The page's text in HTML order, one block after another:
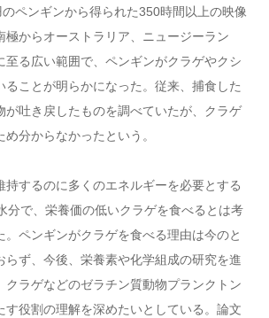
ペンギンから得られた350時間以上の映像
極からオーストラリア、ニュージーラン
至る広い範囲で、ペンギンがクラゲやクシ
ることが明らかになった。従来、捕食した
が吐き戻したものを調べていたが、クラゲ
分からなかったという。
持するのに多くのエネルギーを必要とする
分で、栄養価の低いクラゲを食べるとは考
。ペンギンがクラゲを食べる理由は今のと
らず、今後、栄養素や化学組成の研究を進
クラゲなどのゼラチン質動物プランクトン
す役割の理解を深めたいとしている。論文